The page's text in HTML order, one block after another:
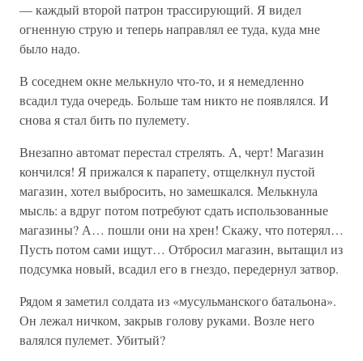
— каждый второй патрон трассирующий. Я видел
огненную струю и теперь направлял ее туда, куда мне
было надо.
В соседнем окне мелькнуло что-то, и я немедленно
всадил туда очередь. Больше там никто не появлялся. И
снова я стал бить по пулемету.
Внезапно автомат перестал стрелять. А, черт! Магазин
кончился! Я прижался к парапету, отщелкнул пустой
магазин, хотел выбросить, но замешкался. Мелькнула
мысль: а вдруг потом потребуют сдать использованные
магазины? А… пошли они на хрен! Скажу, что потерял…
Пусть потом сами ищут… Отбросил магазин, вытащил из
подсумка новый, всадил его в гнездо, передернул затвор.
Рядом я заметил солдата из «мусульманского батальона».
Он лежал ничком, закрыв голову руками. Возле него
валялся пулемет. Убитый?